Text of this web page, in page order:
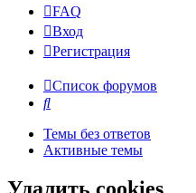
FAQ
Вход
Регистрация
Список форумов
Поиск
Темы без ответов
Активные темы